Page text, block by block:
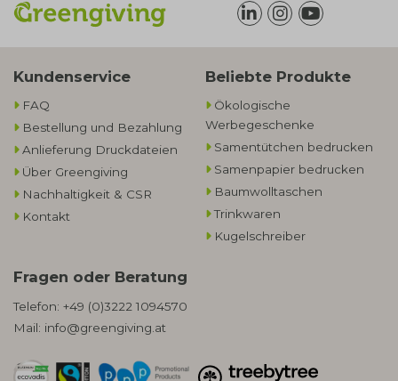
Kundenservice
FAQ
Bestellung und Bezahlung
Anlieferung Druckdateien
Über Greengiving
Nachhaltigkeit & CSR
Kontakt
Beliebte Produkte
Ökologische
Werbegeschenke​
Samentütchen bedrucken
Samenpapier bedrucken
Baumwolltaschen​
Trinkwaren
Kugelschreiber
Fragen oder Beratung
Telefon: +49 (0)3222 1094570
Mail: info@greengiving.at